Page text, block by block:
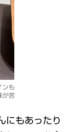
ンも
が苦
にもあったり